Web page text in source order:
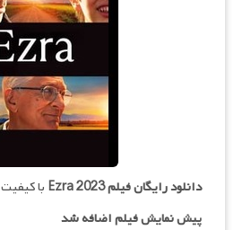
دانلود رایگان فیلمEzra 2023 با کیفیت
پیش نمایش فیلم اضافه شد